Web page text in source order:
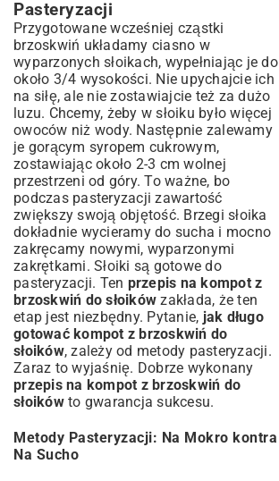
Pasteryzacji
Przygotowane wcześniej cząstki
brzoskwiń układamy ciasno w
wyparzonych słoikach, wypełniając je do
około 3/4 wysokości. Nie upychajcie ich
na siłę, ale nie zostawiajcie też za dużo
luzu. Chcemy, żeby w słoiku było więcej
owoców niż wody. Następnie zalewamy
je gorącym syropem cukrowym,
zostawiając około 2-3 cm wolnej
przestrzeni od góry. To ważne, bo
podczas pasteryzacji zawartość
zwiększy swoją objętość. Brzegi słoika
dokładnie wycieramy do sucha i mocno
zakręcamy nowymi, wyparzonymi
zakrętkami. Słoiki są gotowe do
pasteryzacji. Ten przepis na kompot z
brzoskwiń do słoików zakłada, że ten
etap jest niezbędny. Pytanie, jak długo
gotować kompot z brzoskwiń do
słoików, zależy od metody pasteryzacji.
Zaraz to wyjaśnię. Dobrze wykonany
przepis na kompot z brzoskwiń do
słoikówto gwarancja sukcesu.
Metody Pasteryzacji: Na Mokro kontra
Na Sucho